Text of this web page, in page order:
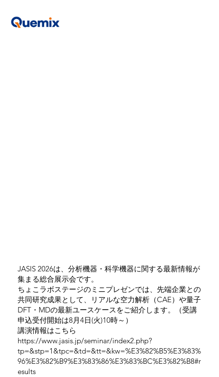
JASIS 2026は、分析機器・科学機器に関する最新情報が
集まる総合展示会です。
ちょこラボステージのミニプレゼンでは、先端企業との
共同研究成果として、リアルな空力解析（CAE）や量子
DFT・MDの最新ユースケースをご紹介します。（受講
申込受付開始は8月4日(火)10時～）
講演情報はこちら
https://www.jasis.jp/seminar/index2.php?
tp=&stp=1&tpc=&td=&tt=&kw=%E3%82%B5%E3%83%
96%E3%82%B9%E3%83%86%E3%83%BC%E3%82%B8#r
esults